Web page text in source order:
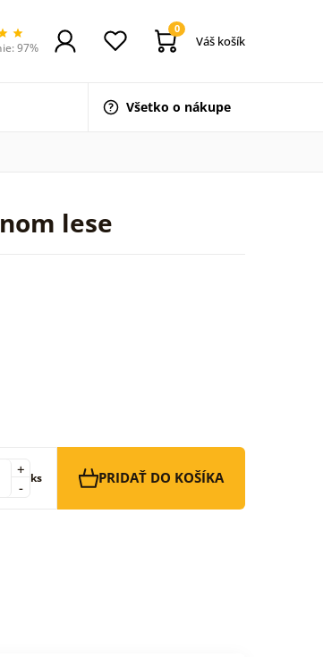
97%
0
Váš košík
Všetko o nákupe
lese
-
+ ks PRIDAŤ DO KOŠÍKA